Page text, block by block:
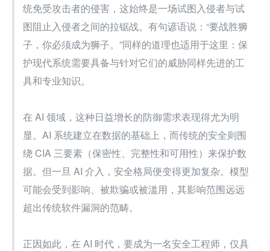
统免受攻击者的侵害，这始终是一场试图入侵者与试
图阻止入侵者之间的拉锯战。有句谚语说：“要战胜狮
子，你必须成为狮子。”同样的道理也适用于这里：保
护现代系统需要具备与针对它们的威胁同样先进的工
具和专业知识。
在 AI 领域，这种日益增长的防御需求表现得尤为明
显。AI 系统建立在数据的基础上，而传统的安全则围
绕 CIA 三要素（保密性、完整性和可用性）来保护数
据。但一旦 AI 介入，安全格局便变得更加复杂。模型
可能会受到影响、被欺骗或被滥用，其影响范围远远
超出传统软件漏洞的范畴。
正因如此，在 AI 时代，要成为一名安全工程师，仅具